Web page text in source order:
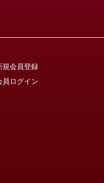
規会員登録
員ログイン